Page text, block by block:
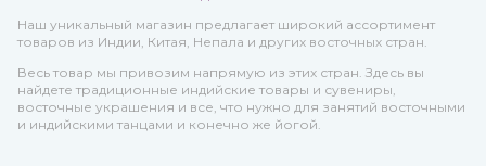
Наш уникальный магазин предлагает широкий ассортимент
товаров из Индии, Китая, Непала и других восточных стран.
Весь товар мы привозим напрямую из этих стран. Здесь вы
найдете традиционные индийские товары и сувениры,
восточные украшения и все, что нужно для занятий восточными
и индийскими танцами и конечно же йогой.